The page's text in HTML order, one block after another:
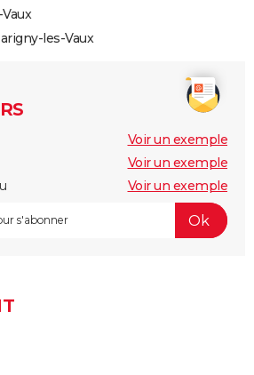
les-Vaux
Voir un exemple
Voir un exemple
Voir un exemple